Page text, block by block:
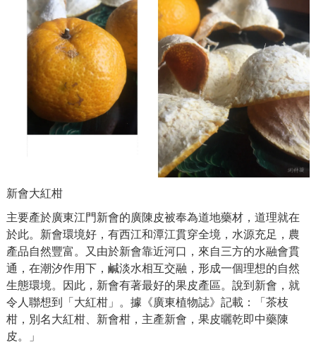
新會大紅柑
主要產於廣東江門新會的廣陳皮被奉為道地藥材，道理就在
於此。新會環境好，有西江和潭江貫穿全境，水源充足，農
產品自然豐富。又由於新會靠近河口，來自三方的水融會貫
通，在潮汐作用下，鹹淡水相互交融，形成一個理想的自然
生態環境。因此，新會有著最好的果皮產區。說到新會，就
令人聯想到「大紅柑」。據《廣東植物誌》記載：「茶枝
柑，別名大紅柑、新會柑，主產新會，果皮曬乾即中藥陳
皮。」